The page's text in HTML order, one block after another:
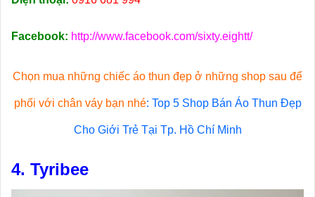
Facebook: http://www.facebook.com/sixty.eightt/
Chọn mua những chiếc áo thun đẹp ở những shop sau để
phối với chân váy bạn nhé: Top 5 Shop Bán Áo Thun Đẹp
Cho Giới Trẻ Tại Tp. Hồ Chí Minh
4. Tyribee